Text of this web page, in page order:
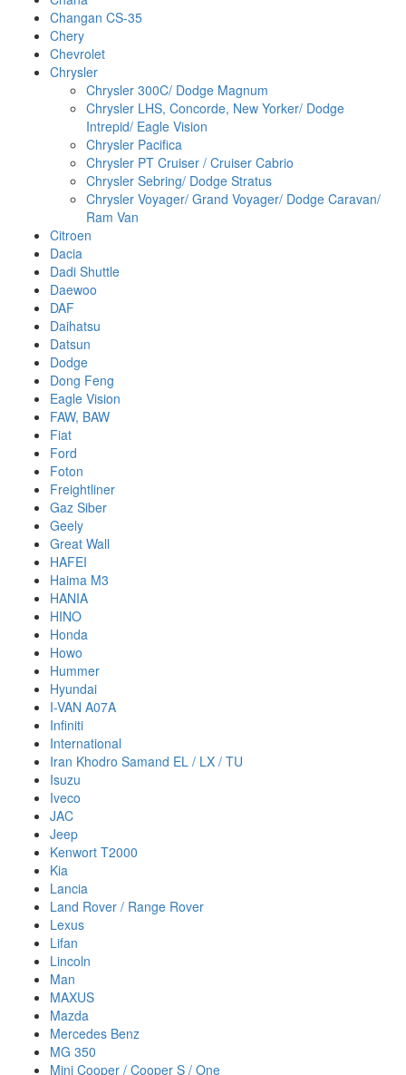
Changan CS-35
Chery
Chevrolet
Chrysler
Chrysler 300C/ Dodge Magnum
Chrysler LHS, Concorde, New Yorker/ Dodge
Intrepid/ Eagle Vision
Chrysler Pacifica
Chrysler PT Cruiser / Cruiser Cabrio
Chrysler Sebring/ Dodge Stratus
Chrysler Voyager/ Grand Voyager/ Dodge Caravan/
Ram Van
Citroen
Dacia
Dadi Shuttle
Daewoo
DAF
Daihatsu
Datsun
Dodge
Dong Feng
Eagle Vision
FAW, BAW
Fiat
Ford
Foton
Freightliner
Gaz Siber
Geely
Great Wall
HAFEI
Haima M3
HANIA
HINO
Honda
Howo
Hummer
Hyundai
I-VAN A07A
Infiniti
International
Iran Khodro Samand EL / LX / TU
Isuzu
Iveco
JAC
Jeep
Kenwort T2000
Kia
Lancia
Land Rover / Range Rover
Lexus
Lifan
Lincoln
Man
MAXUS
Mazda
Mercedes Benz
MG 350
Mini Cooper / Cooper S / One